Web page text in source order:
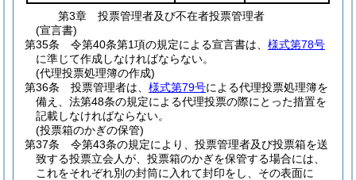
第3章
投票管理者及び不在者投票管理者
(宣言書)
第35条
令第40条第1項の規定による宣言書は、 様式第78号
に準じて作成しなければならない。
(代理投票処理簿の作成)
第36条
投票管理者は、 様式第79号による代理投票処理簿を
備え、法第48条の規定による代理投票の際にとった措置を
記載しなければならない。
(投票箱のかぎの保管)
第37条
令第43条の規定により、投票管理者及び投票箱を送
致する投票立会人が、投票箱のかぎを保管する場合には、
これをそれぞれ別の封筒に入れて封印をし、その表面に